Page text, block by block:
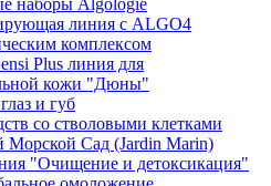
наборы Algologie
линия с ALGO4
комплексом
Plus линия для
кожи "Дюны"
и губ
со стволовыми клетками
Морской Сад (Jardin Marin)
"Очищение и детоксикация"